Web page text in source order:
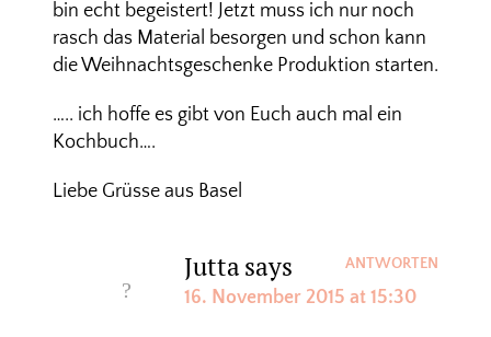
bin echt begeistert! Jetzt muss ich nur noch
rasch das Material besorgen und schon kann
die Weihnachtsgeschenke Produktion starten.
….. ich hoffe es gibt von Euch auch mal ein
Kochbuch….
Liebe Grüsse aus Basel
Juttasays
16. November 2015 at 15:30
ANTWORTEN